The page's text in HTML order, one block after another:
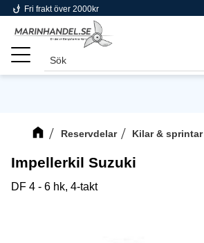
Meny
phishing Fri frakt över 2000kr
Reservdelar Kilar & sprintar
Impellerkil Suzuki
DF 4 - 6 hk, 4-takt